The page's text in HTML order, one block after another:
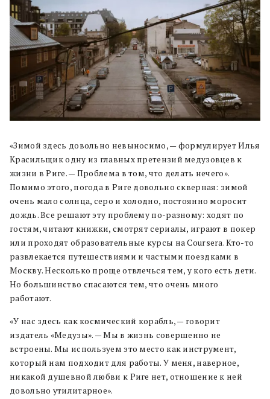
«Зимой здесь довольно невыносимо, — формулирует Илья
Красильщик одну из главных претензий медузовцев к
жизни в Риге. — Проблема в том, что делать нечего».
Помимо этого, погода в Риге довольно скверная: зимой
очень мало солнца, серо и холодно, постоянно моросит
дождь. Все решают эту проблему по-разному: ходят по
гостям, читают книжки, смотрят сериалы, играют в покер
или проходят образовательные курсы на Coursera. Кто-то
развлекается путешествиями и частыми поездками в
Москву. Несколько проще отвлечься тем, у кого есть дети.
Но большинство спасаются тем, что очень много
работают.
«У нас здесь как космический корабль, — говорит
издатель «Медузы». — Мы в жизнь совершенно не
встроены. Мы используем это место как инструмент,
который нам подходит для работы. У меня, наверное,
никакой душевной любви к Риге нет, отношение к ней
довольно утилитарное».